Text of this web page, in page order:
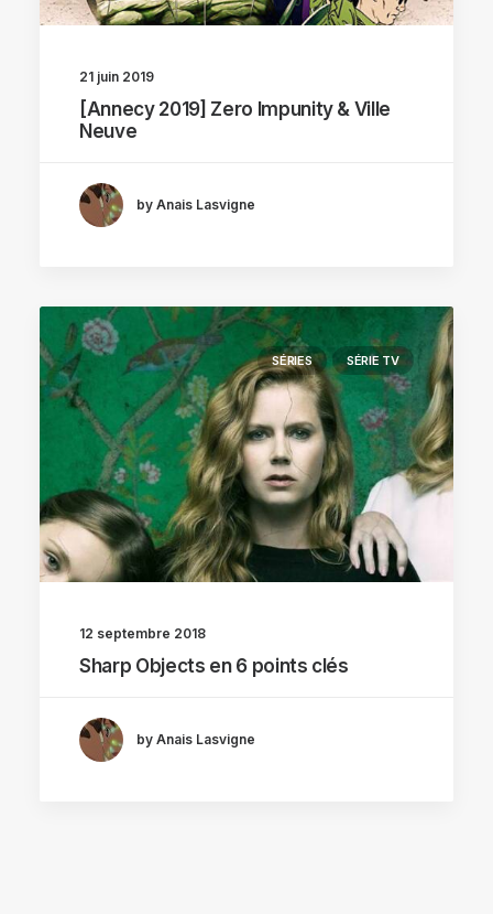
21 juin 2019
[Annecy 2019] Zero Impunity & Ville
Neuve
by Anais Lasvigne
SÉRIES SÉRIE TV
12 septembre 2018
Sharp Objects en 6 points clés
by Anais Lasvigne